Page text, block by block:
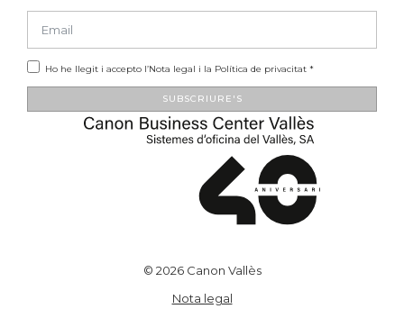
Ho he llegit i accepto l’Nota legal i la Política de privacitat *
SUBSCRIURE'S
Alternative:
© 2026 Canon Vallès
Nota legal